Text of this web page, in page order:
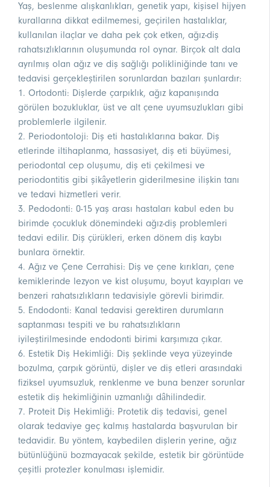
Yaş, beslenme alışkanlıkları, genetik yapı, kişisel hijyen
kurallarına dikkat edilmemesi, geçirilen hastalıklar,
kullanılan ilaçlar ve daha pek çok etken, ağız-diş
rahatsızlıklarının oluşumunda rol oynar. Birçok alt dala
ayrılmış olan ağız ve diş sağlığı polikliniğinde tanı ve
tedavisi gerçekleştirilen sorunlardan bazıları şunlardır:
1. Ortodonti: Dişlerde çarpıklık, ağız kapanışında
görülen bozukluklar, üst ve alt çene uyumsuzlukları gibi
problemlerle ilgilenir.
2. Periodontoloji: Diş eti hastalıklarına bakar. Diş
etlerinde iltihaplanma, hassasiyet, diş eti büyümesi,
periodontal cep oluşumu, diş eti çekilmesi ve
periodontitis gibi şikâyetlerin giderilmesine ilişkin tanı
ve tedavi hizmetleri verir.
3. Pedodonti: 0-15 yaş arası hastaları kabul eden bu
birimde çocukluk dönemindeki ağız-diş problemleri
tedavi edilir. Diş çürükleri, erken dönem diş kaybı
bunlara örnektir.
4. Ağız ve Çene Cerrahisi: Diş ve çene kırıkları, çene
kemiklerinde lezyon ve kist oluşumu, boyut kayıpları ve
benzeri rahatsızlıkların tedavisiyle görevli birimdir.
5. Endodonti: Kanal tedavisi gerektiren durumların
saptanması tespiti ve bu rahatsızlıkların
iyileştirilmesinde endodonti birimi karşımıza çıkar.
6. Estetik Diş Hekimliği: Diş şeklinde veya yüzeyinde
bozulma, çarpık görüntü, dişler ve diş etleri arasındaki
fiziksel uyumsuzluk, renklenme ve buna benzer sorunlar
estetik diş hekimliğinin uzmanlığı dâhilindedir.
7. Proteit Diş Hekimliği: Protetik diş tedavisi, genel
olarak tedaviye geç kalmış hastalarda başvurulan bir
tedavidir. Bu yöntem, kaybedilen dişlerin yerine, ağız
bütünlüğünü bozmayacak şekilde, estetik bir görüntüde
çeşitli protezler konulması işlemidir.